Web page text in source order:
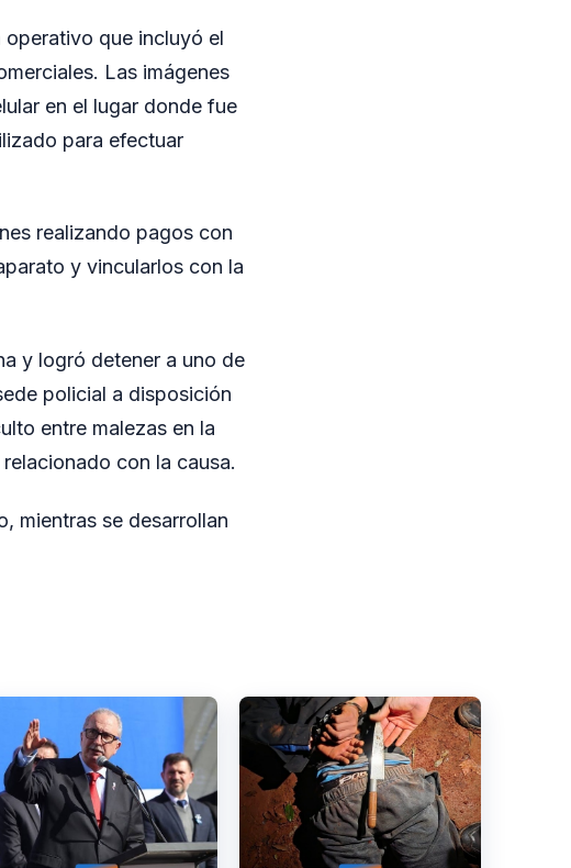
que incluyó el
Las imágenes
en el lugar donde fue
para efectuar
realizando pagos con
y vincularlos con la
y logró detener a uno de
policial a disposición
entre malezas en la
con la causa.
mientras se desarrollan